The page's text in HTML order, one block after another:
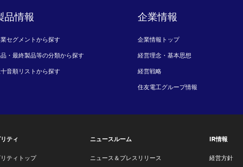
品情報
セグメントから探す
・最終製品等の分類から探す
音順リストから探す
企業情報
企業情報トップ
経営理念・基本思想
経営戦略
住友電工グループ情報
ティ
ティトップ
ニュースルーム
ニュース＆プレスリリース
IR情報
経営方針